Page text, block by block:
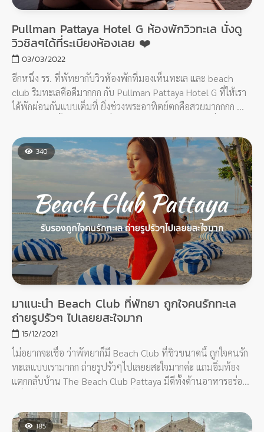
Pullman Pattaya Hotel G ห้องพักวิวทะเล นั่งดู
วิวชิลๆได้ที่ระเบียงห้องเลย ❤️
03/03/2022
อีกหนึ่ง รร. ที่พัทยากับวิวห้องพักที่มองเห็นทะเล และ beach
club ริมทะเลคือดีมากกก กับ Pullman Pattaya Hotel G ที่ให้เรา
ได้พักผ่อนกันแบบเต็มที่ ยิ่งช่วงพระอาทิตย์ตกคือสวยมากกกก 🌴
ห้องเลย ❤️
340
มาแนะนำ Beach Club ที่พัทยา ถูกใจคนรักทะเล
ถ่ายรูปรัวๆ ไปเลยยสะใจมาก
15/12/2021
ไม่อยากจะเชื่อ ว่าพัทยาก็มี Beach Club ที่ชิวขนาดนี้ ถูกใจคนรัก
ทะเลแบบเรามากก ถ่ายรูปรัวๆไปเลยยสะใจมากค่ะ แถมอิ่มท้อง
แตกกลับบ้าน The Beach Club Pattaya มีดีทั้งด้านอาหารอร่อย
Bangkok มาอยู่ที่นี่อีกด้วย
185